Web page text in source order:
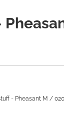
- Pheasant M / 020